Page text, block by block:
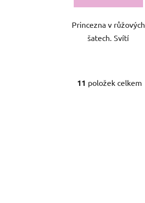
Princezna v růžových
šatech. Svítí
O
11 položek celkem